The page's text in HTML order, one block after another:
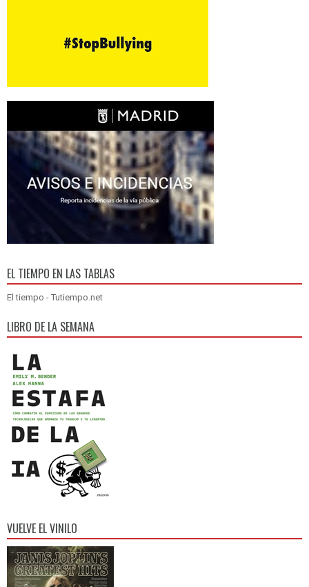
EL TIEMPO EN LAS TABLAS
El tiempo - Tutiempo.net
LIBRO DE LA SEMANA
VUELVE EL VINILO